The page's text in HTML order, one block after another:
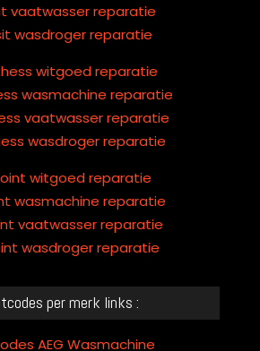
vaatwasser reparatie
wasdroger reparatie
witgoed reparatie
wasmachine reparatie
vaatwasser reparatie
wasdroger reparatie
witgoed reparatie
wasmachine reparatie
vaatwasser reparatie
wasdroger reparatie
per merk links :
AEG Wasmachine